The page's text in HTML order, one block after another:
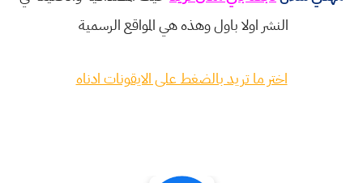
النشر اولا باول وهذه هي المواقع الرسمية
اختر ما تريد بالضغط على الايقونات ادناه